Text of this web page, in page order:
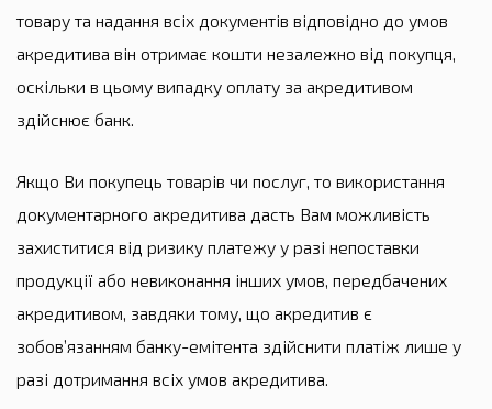
товару та надання всіх документів відповідно до умов
акредитива він отримає кошти незалежно від покупця,
оскільки в цьому випадку оплату за акредитивом
здійснює банк.
Якщо Ви покупець товарів чи послуг, то використання
документарного акредитива дасть Вам можливість
захиститися від ризику платежу у разі непоставки
продукції або невиконання інших умов, передбачених
акредитивом, завдяки тому, що акредитив є
зобов’язанням банку-емітента здійснити платіж лише у
разі дотримання всіх умов акредитива.